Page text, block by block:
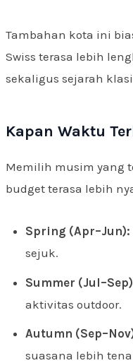
Tambahan kota ini
Swiss terasa lebih
sekaligus sejarah
Kapan Waktu
Memilih musim yang
budget terasa lebih
Spring (Apr–Jun):
sejuk.
Summer
aktivitas outdoor.
Autumn
suasana lebih